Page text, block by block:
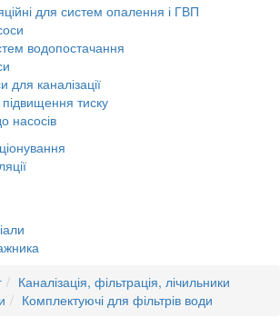
для систем опалення і ГВП
водопостачання
для каналізації
підвищення тиску
насосів
Каналізація, фільтрація, лічильники
Комплектуючі для фільтрів води